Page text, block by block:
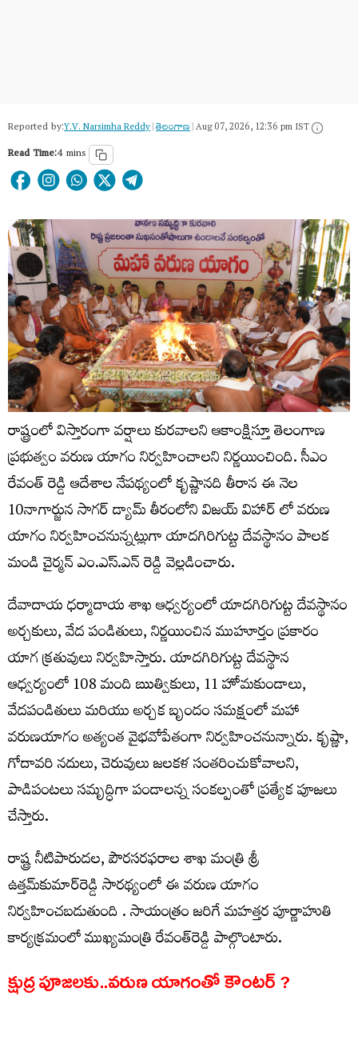
Reported by:Y.V. Narsimha Reddy|తెలంగాణ‌|Aug 07, 2026, 12:36 pm IST
Read Time:4 mins
రాష్ట్రంలో విస్తారంగా వర్షాలు కురవాలని ఆకాంక్షిస్తూ తెలంగాణ
ప్రభుత్వం వరుణ యాగం నిర్వహించాలని నిర్ణయించింది. సీఎం
రేవంత్ రెడ్డి ఆదేశాల నేపథ్యంలో కృష్ణానది తీరాన ఈ నెల
10నాగార్జున సాగర్ డ్యామ్ తీరంలోని విజయ్ విహార్ లో వరుణ
యాగం నిర్వహించనున్నట్లుగా యాదగిరిగుట్ట దేవస్థానం పాలక
మండి చైర్మన్ ఎం.ఎస్.ఎన్ రెడ్డి వెల్లడించారు.
దేవాదాయ ధర్మాదాయ శాఖ ఆధ్వర్యంలో యాదగిరిగుట్ట దేవస్థానం
అర్చకులు, వేద పండితులు, నిర్ణయించిన ముహూర్తం ప్రకారం
యాగ క్రతువులు నిర్వహిస్తారు. యాదగిరిగుట్ట దేవస్థాన
ఆధ్వర్యంలో 108 మంది ఋత్వికులు, 11 హోమకుండాలు,
వేదపండితులు మరియు అర్చక బృందం సమక్షంలో మహా
వరుణయాగం అత్యంత వైభవోపేతంగా నిర్వహించనున్నారు. కృష్ణా,
గోదావరి నదులు, చెరువులు జలకళ సంతరించుకోవాలని,
పాడిపంటలు సమృద్ధిగా పండాలన్న సంకల్పంతో ప్రత్యేక పూజలు
చేస్తారు.
రాష్ట్ర నీటిపారుదల, పౌరసరఫరాల శాఖ మంత్రి శ్రీ
ఉత్తమ్‌కుమార్‌రెడ్డి సారథ్యంలో ఈ వరుణ యాగం
నిర్వహించబడుతుంది . సాయంత్రం జరిగే మహత్తర పూర్ణాహుతి
కార్యక్రమంలో ముఖ్యమంత్రి రేవంత్‌రెడ్డి పాల్గొంటారు.
క్షుద్ర పూజలకు..వరుణ యాగంతో కౌంటర్ ?